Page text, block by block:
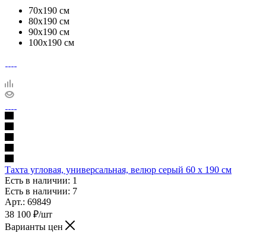
70х190 см
80х190 см
90х190 см
100х190 см
Тахта угловая, универсальная, велюр серый 60 х 190 см
Есть в наличии: 1
Есть в наличии: 7
Арт.: 69849
38 100 ₽/шт
Варианты цен